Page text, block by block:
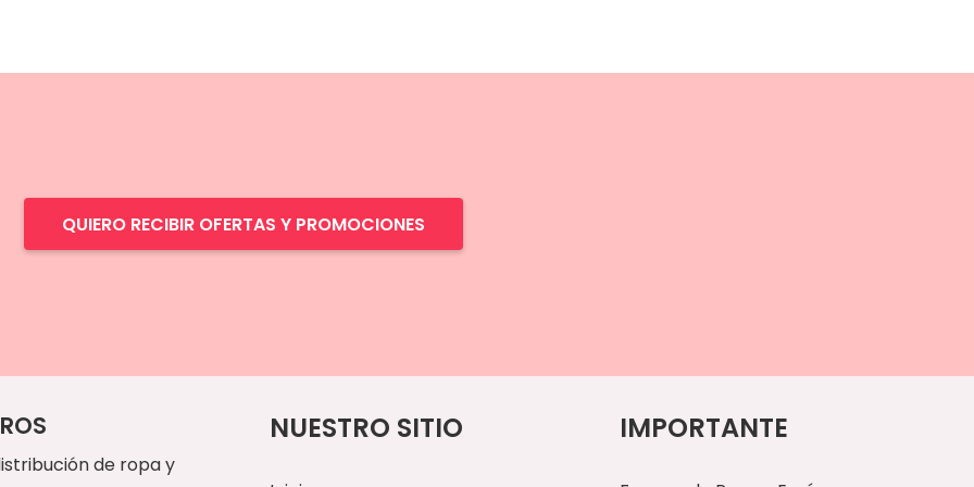
QUIERO RECIBIR OFERTAS Y PROMOCIONES
de ropa y
NUESTRO SITIO IMPORTANTE